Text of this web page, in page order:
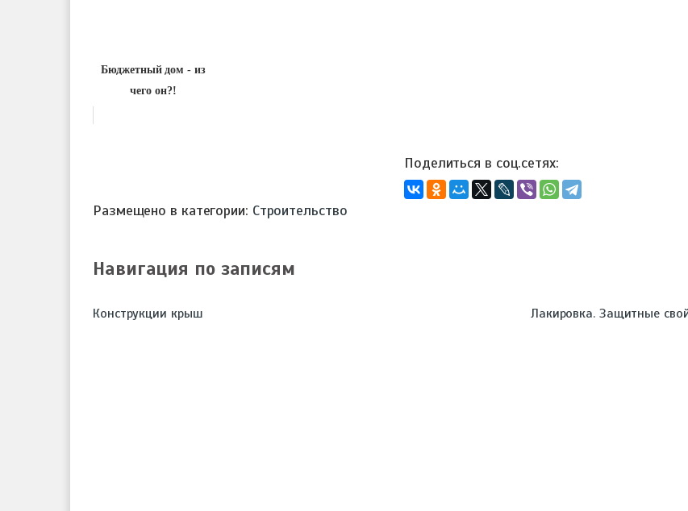
Бюджетный дом - из
чего он?!
Размещено в категории: Строительство
Навигация по записям
Конструкции крыш Лакировка. Защитные